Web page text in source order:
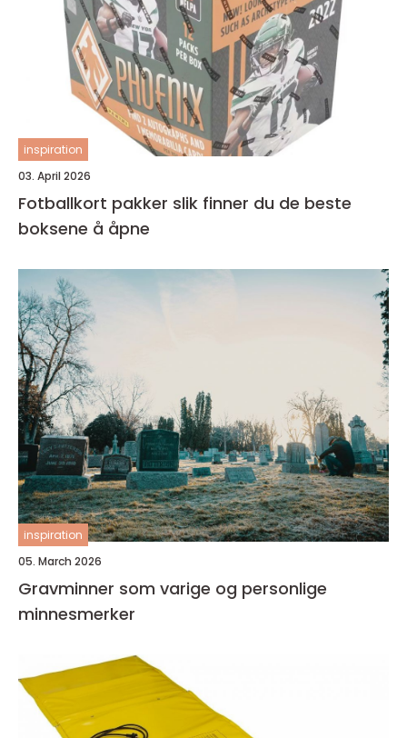
inspiration
03. April 2026
Fotballkort pakker slik finner du de beste
boksene å åpne
inspiration
05. March 2026
Gravminner som varige og personlige
minnesmerker